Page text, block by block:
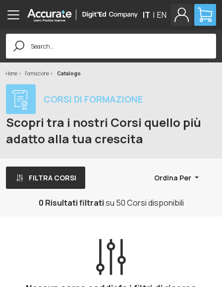
IT | EN
Search
for:
Home Formazione Catalogo
CORSI DI FORMAZIONE
Scopri tra i nostri Corsi quello più
adatto alla tua crescita
FILTRA CORSI Ordina Per
0 Risultati filtratisu 50 Corsi disponibili